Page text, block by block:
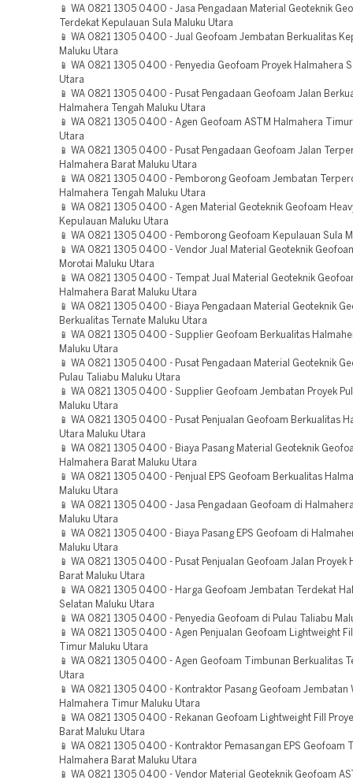
📱 WA 0821 1305 0400 - Jasa Pengadaan Material Geoteknik
Terdekat Kepulauan Sula Maluku Utara
📱 WA 0821 1305 0400 - Jual Geofoam Jembatan Berkualitas
Maluku Utara
📱 WA 0821 1305 0400 - Penyedia Geofoam Proyek Halmahera
Utara
📱 WA 0821 1305 0400 - Pusat Pengadaan Geofoam Jalan
Halmahera Tengah Maluku Utara
📱 WA 0821 1305 0400 - Agen Geofoam ASTM Halmahera
Utara
📱 WA 0821 1305 0400 - Pusat Pengadaan Geofoam Jalan
Halmahera Barat Maluku Utara
📱 WA 0821 1305 0400 - Pemborong Geofoam Jembatan
Halmahera Tengah Maluku Utara
📱 WA 0821 1305 0400 - Agen Material Geoteknik Geofoam
Kepulauan Maluku Utara
📱 WA 0821 1305 0400 - Pemborong Geofoam Kepulauan Sula
📱 WA 0821 1305 0400 - Vendor Jual Material Geoteknik
Morotai Maluku Utara
📱 WA 0821 1305 0400 - Tempat Jual Material Geoteknik
Halmahera Barat Maluku Utara
📱 WA 0821 1305 0400 - Biaya Pengadaan Material Geoteknik
Berkualitas Ternate Maluku Utara
📱 WA 0821 1305 0400 - Supplier Geofoam Berkualitas
Maluku Utara
📱 WA 0821 1305 0400 - Pusat Pengadaan Material Geoteknik
Pulau Taliabu Maluku Utara
📱 WA 0821 1305 0400 - Supplier Geofoam Jembatan Proyek
Maluku Utara
📱 WA 0821 1305 0400 - Pusat Penjualan Geofoam Berkualitas
Utara Maluku Utara
📱 WA 0821 1305 0400 - Biaya Pasang Material Geoteknik
Halmahera Barat Maluku Utara
📱 WA 0821 1305 0400 - Penjual EPS Geofoam Berkualitas
Maluku Utara
📱 WA 0821 1305 0400 - Jasa Pengadaan Geofoam di
Maluku Utara
📱 WA 0821 1305 0400 - Biaya Pasang EPS Geofoam di
Maluku Utara
📱 WA 0821 1305 0400 - Pusat Penjualan Geofoam Jalan Proyek
Barat Maluku Utara
📱 WA 0821 1305 0400 - Harga Geofoam Jembatan Terdekat
Selatan Maluku Utara
📱 WA 0821 1305 0400 - Penyedia Geofoam di Pulau Taliabu
📱 WA 0821 1305 0400 - Agen Penjualan Geofoam Lightweight
Timur Maluku Utara
📱 WA 0821 1305 0400 - Agen Geofoam Timbunan Berkualitas
Utara
📱 WA 0821 1305 0400 - Kontraktor Pasang Geofoam Jembatan
Halmahera Timur Maluku Utara
📱 WA 0821 1305 0400 - Rekanan Geofoam Lightweight Fill
Barat Maluku Utara
📱 WA 0821 1305 0400 - Kontraktor Pemasangan EPS Geofoam
Halmahera Barat Maluku Utara
📱 WA 0821 1305 0400 - Vendor Material Geoteknik Geofoam